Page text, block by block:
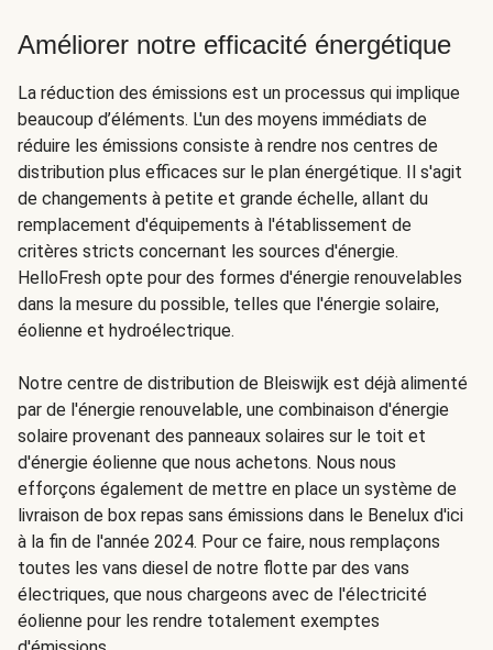
Améliorer notre efficacité énergétique
La réduction des émissions est un processus qui implique
beaucoup d’éléments. L'un des moyens immédiats de
réduire les émissions consiste à rendre nos centres de
distribution plus efficaces sur le plan énergétique. Il s'agit
de changements à petite et grande échelle, allant du
remplacement d'équipements à l'établissement de
critères stricts concernant les sources d'énergie.
HelloFresh opte pour des formes d'énergie renouvelables
dans la mesure du possible, telles que l'énergie solaire,
éolienne et hydroélectrique.
Notre centre de distribution de Bleiswijk est déjà alimenté
par de l'énergie renouvelable, une combinaison d'énergie
solaire provenant des panneaux solaires sur le toit et
d'énergie éolienne que nous achetons. Nous nous
efforçons également de mettre en place un système de
livraison de box repas sans émissions dans le Benelux d'ici
à la fin de l'année 2024. Pour ce faire, nous remplaçons
toutes les vans diesel de notre flotte par des vans
électriques, que nous chargeons avec de l'électricité
éolienne pour les rendre totalement exemptes